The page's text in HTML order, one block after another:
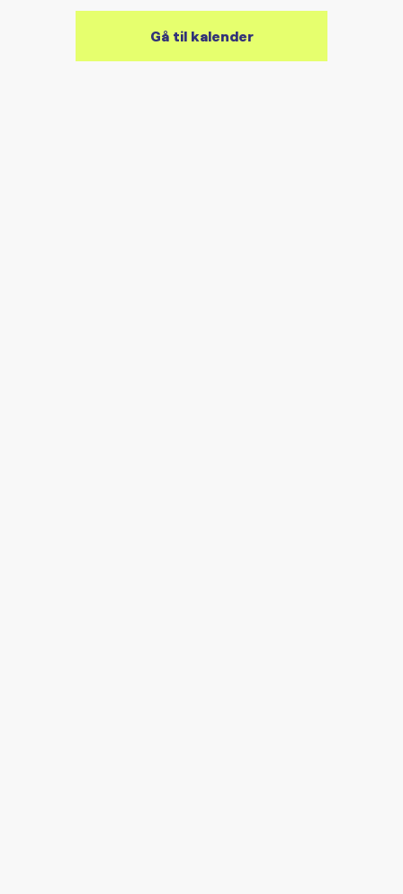
Gå til kalender